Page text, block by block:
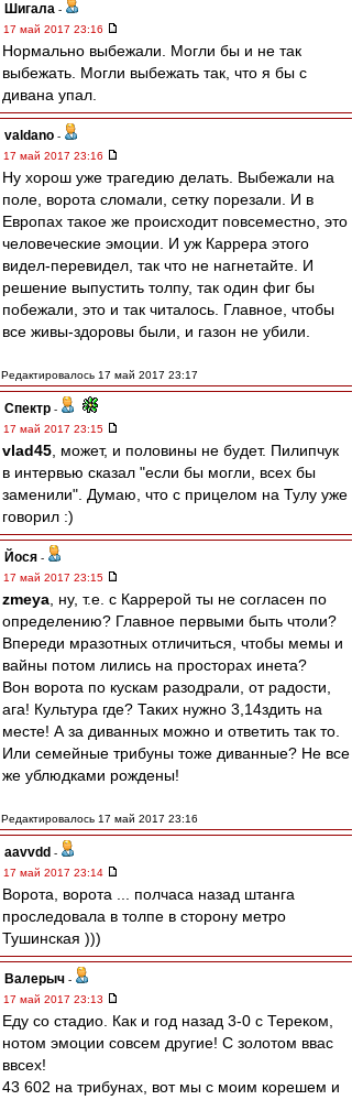
Шигала -
17 май 2017 23:16
Нормально выбежали. Могли бы и не так
выбежать. Могли выбежать так, что я бы с
дивана упал.
valdano -
17 май 2017 23:16
Ну хорош уже трагедию делать. Выбежали на
поле, ворота сломали, сетку порезали. И в
Европах такое же происходит повсеместно, это
человеческие эмоции. И уж Каррера этого
видел-перевидел, так что не нагнетайте. И
решение выпустить толпу, так один фиг бы
побежали, это и так читалось. Главное, чтобы
все живы-здоровы были, и газон не убили.
Редактировалось 17 май 2017 23:17
Спектр -
17 май 2017 23:15
vlad45 , может, и половины не будет. Пилипчук
в интервью сказал "если бы могли, всех бы
заменили". Думаю, что с прицелом на Тулу уже
говорил :)
Йося -
17 май 2017 23:15
zmeya , ну, т.е. с Каррерой ты не согласен по
определению? Главное первыми быть чтоли?
Впереди мразотных отличиться, чтобы мемы и
вайны потом лились на просторах инета?
Вон ворота по кускам разодрали, от радости,
ага! Культура где? Таких нужно 3,14здить на
месте! А за диванных можно и ответить так то.
Или семейные трибуны тоже диванные? Не все
же ублюдками рождены!
Редактировалось 17 май 2017 23:16
aavvdd -
17 май 2017 23:14
Ворота, ворота ... полчаса назад штанга
проследовала в толпе в сторону метро
Тушинская )))
Валерыч -
17 май 2017 23:13
Еду со стадио. Как и год назад 3-0 с Тереком,
нотом эмоции совсем другие! С золотом ввас
ввсех!
43 602 на трибунах, вот мы с моим корешем и